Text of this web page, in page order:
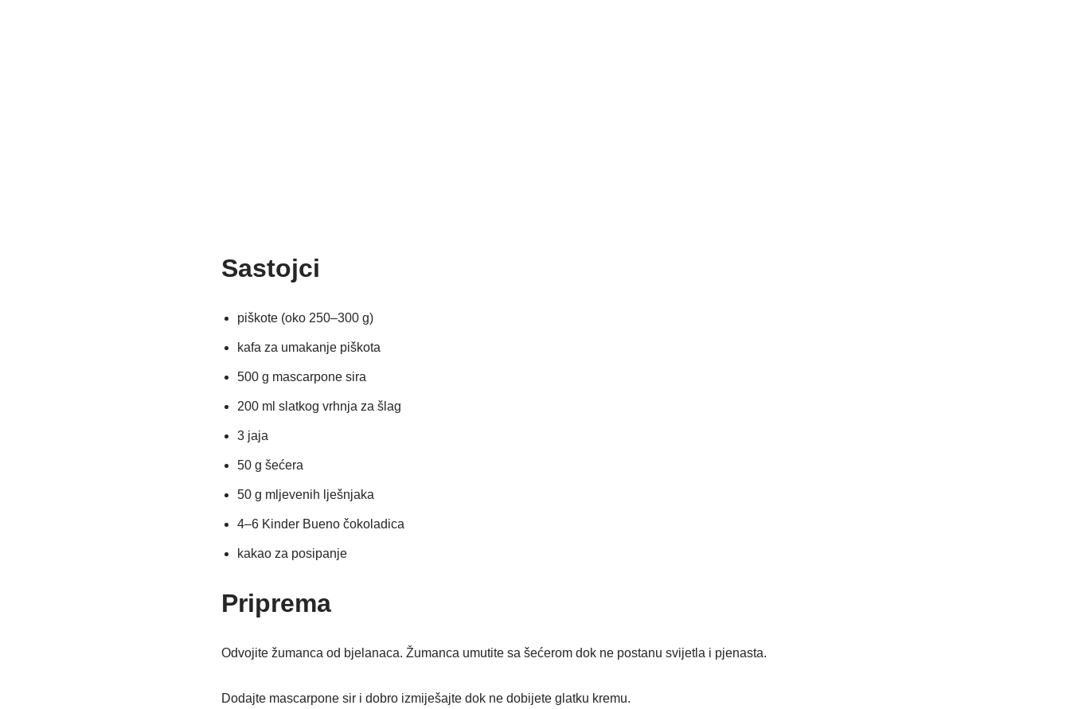
Sastojci
piškote (oko 250–300 g)
kafa za umakanje piškota
500 g mascarpone sira
200 ml slatkog vrhnja za šlag
3 jaja
50 g šećera
50 g mljevenih lješnjaka
4–6 Kinder Bueno čokoladica
kakao za posipanje
Priprema
Odvojite žumanca od bjelanaca. Žumanca umutite sa šećerom dok ne postanu svijetla i pjenasta.
Dodajte mascarpone sir i dobro izmiješajte dok ne dobijete glatku kremu.